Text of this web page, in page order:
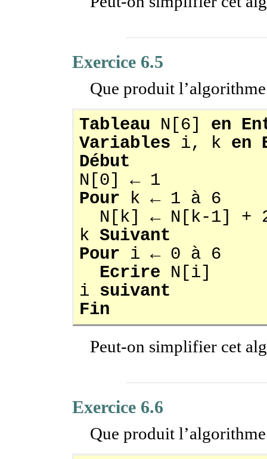
Exercice 6.5
Que produit
Tableau N[6] en
Variables i, k en
Début
N[0] ← 1
Pour k ← 1 à 6
N[k] ← N[k-1] +
k Suivant
Pour i ← 0 à 6
Ecrire N[i]
i suivant
Fin
Peut-on simplifier cet
Exercice 6.6
Que produit